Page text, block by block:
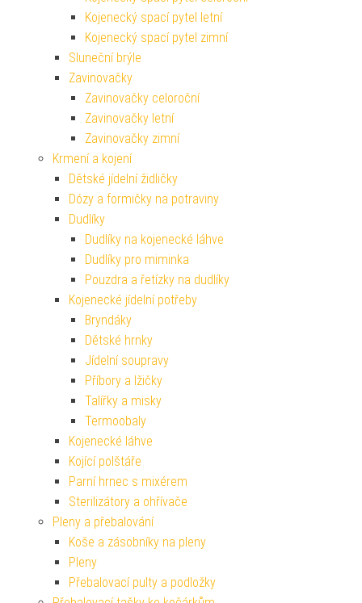
Kojenecký spací pytel letní
Kojenecký spací pytel zimní
Sluneční brýle
Zavinovačky
Zavinovačky celoroční
Zavinovačky letní
Zavinovačky zimní
Krmení a kojení
Dětské jídelní židličky
Dózy a formičky na potraviny
Dudlíky
Dudlíky na kojenecké láhve
Dudlíky pro miminka
Pouzdra a řetízky na dudlíky
Kojenecké jídelní potřeby
Bryndáky
Dětské hrnky
Jídelní soupravy
Příbory a lžičky
Talířky a misky
Termoobaly
Kojenecké láhve
Kojící polštáře
Parní hrnec s mixérem
Sterilizátory a ohřívače
Pleny a přebalování
Koše a zásobníky na pleny
Pleny
Přebalovací pulty a podložky